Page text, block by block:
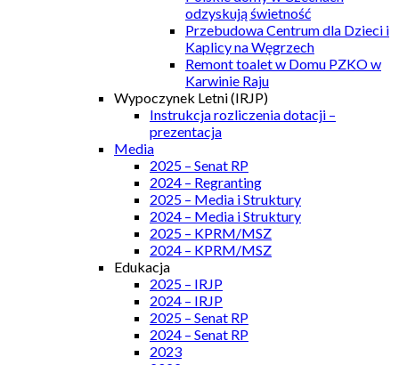
odzyskują świetność
Przebudowa Centrum dla Dzieci i
Kaplicy na Węgrzech
Remont toalet w Domu PZKO w
Karwinie Raju
Wypoczynek Letni (IRJP)
Instrukcja rozliczenia dotacji –
prezentacja
Media
2025 – Senat RP
2024 – Regranting
2025 – Media i Struktury
2024 – Media i Struktury
2025 – KPRM/MSZ
2024 – KPRM/MSZ
Edukacja
2025 – IRJP
2024 – IRJP
2025 – Senat RP
2024 – Senat RP
2023